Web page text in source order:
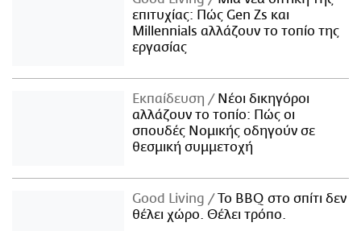
επιτυχίας: Πώς Gen Zs και
Millennials αλλάζουν το τοπίο της
εργασίας
Εκπαίδευση
Νέοι δικηγόροι
αλλάζουν το τοπίο: Πώς οι
σπουδές Νομικής οδηγούν σε
θεσμική συμμετοχή
Good Living
Το BBQ στο σπίτι δεν
θέλει χώρο. Θέλει τρόπο.